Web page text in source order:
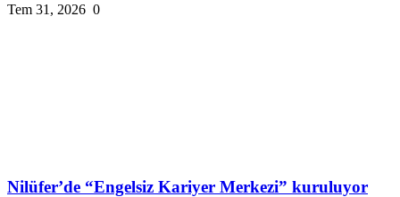
Tem 31, 2026 0
Nilüfer’de “Engelsiz Kariyer Merkezi” kuruluyor